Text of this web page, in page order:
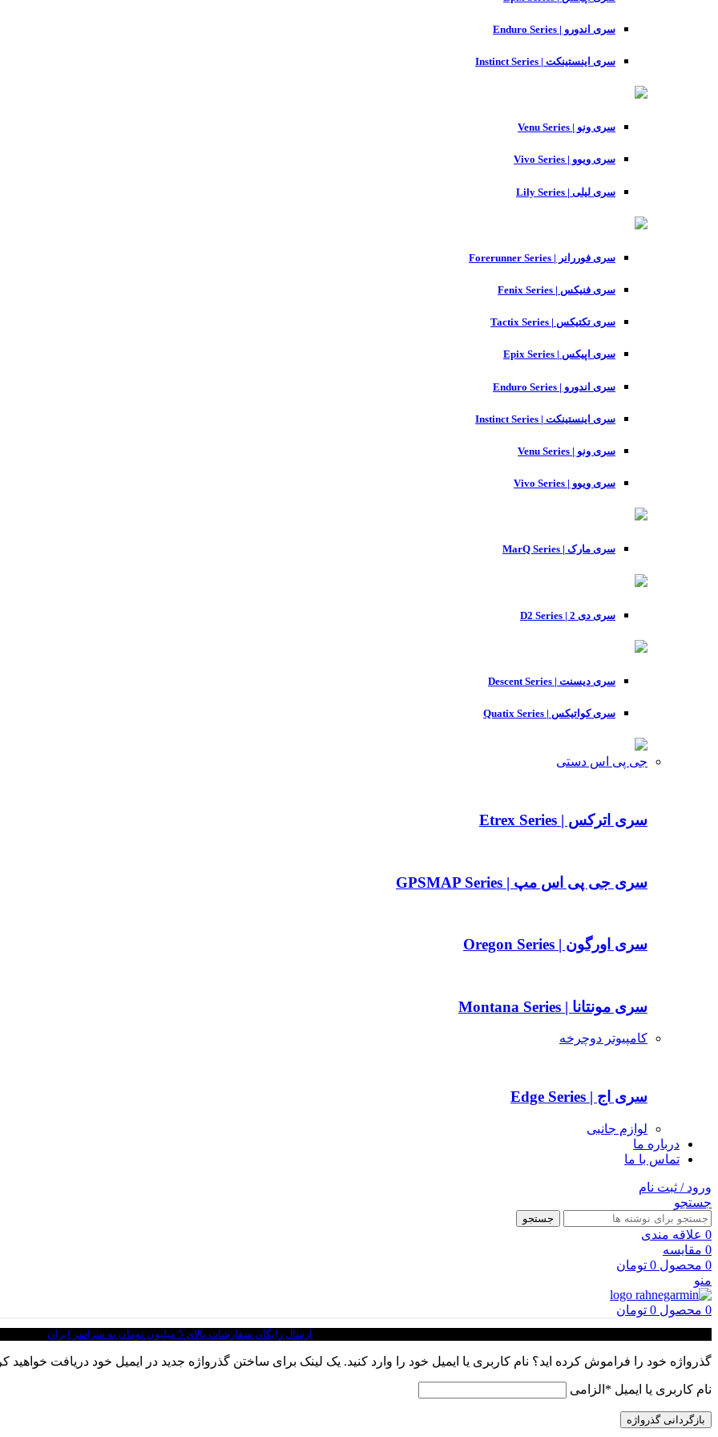
سری اندورو | Enduro Series
سری اینستینکت | Instinct Series
سری ونو | Venu Series
سری ویوو | Vivo Series
سری لیلی | Lily Series
سری فوررانر | Forerunner Series
سری فنیکس | Fenix Series
سری تکتیکس | Tactix Series
سری اپیکس | Epix Series
سری اندورو | Enduro Series
سری اینستینکت | Instinct Series
سری ونو | Venu Series
سری ویوو | Vivo Series
سری مارک | MarQ Series
سری دی 2 | D2 Series
سری دیسنت | Descent Series
سری کواتیکس | Quatix Series
جی پی اس دستی
سری اترکس | Etrex Series
سری جی پی اس مپ | GPSMAP Series
سری اورگون | Oregon Series
سری مونتانا | Montana Series
کامپیوتر دوچرخه
سری اج | Edge Series
لوازم جانبی
درباره ما
تماس با ما
ورود / ثبت نام
جستجو
جستجو
0 علاقه مندی
0 مقایسه
0 محصول 0 تومان
منو
0 محصول 0 تومان
ارسال رایگان سفارشات بالای 5 میلیون تومان به سراسر ایران
گذرواژه خود را فراموش کرده اید؟ نام کاربری یا ایمیل خود را وارد کنید. یک لینک برای ساختن گذرواژه جدید در ایمیل خود دریافت خواهید
نام کاربری یا ایمیل * الزامی
بازگردانی گذرواژه